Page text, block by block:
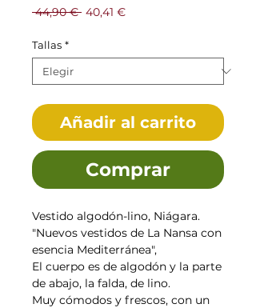
44,90 € Precio
40,41 €Precio
Tallas *
Añadir al carrito
Comprar
Vestido algodón-lino, Niágara.
"Nuevos vestidos de La Nansa con
esencia Mediterránea",
El cuerpo es de algodón y la parte
de abajo, la falda, de lino.
Muy cómodos y frescos, con un